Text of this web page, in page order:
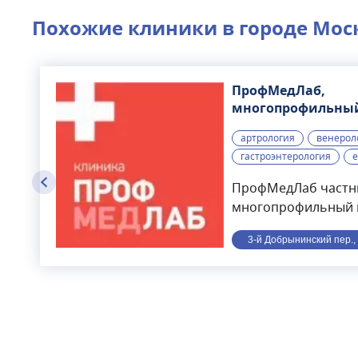
Похожие клиники в городе
ПрофМедЛаб,
медицинский
артрология
гастроэнтерология
ПрофМедЛаб
многопрофильный
расположенный в
минутах ходьбы от
3-й Добрынинский пер.,